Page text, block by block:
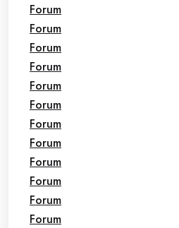
Forum
Forum
Forum
Forum
Forum
Forum
Forum
Forum
Forum
Forum
Forum
Forum